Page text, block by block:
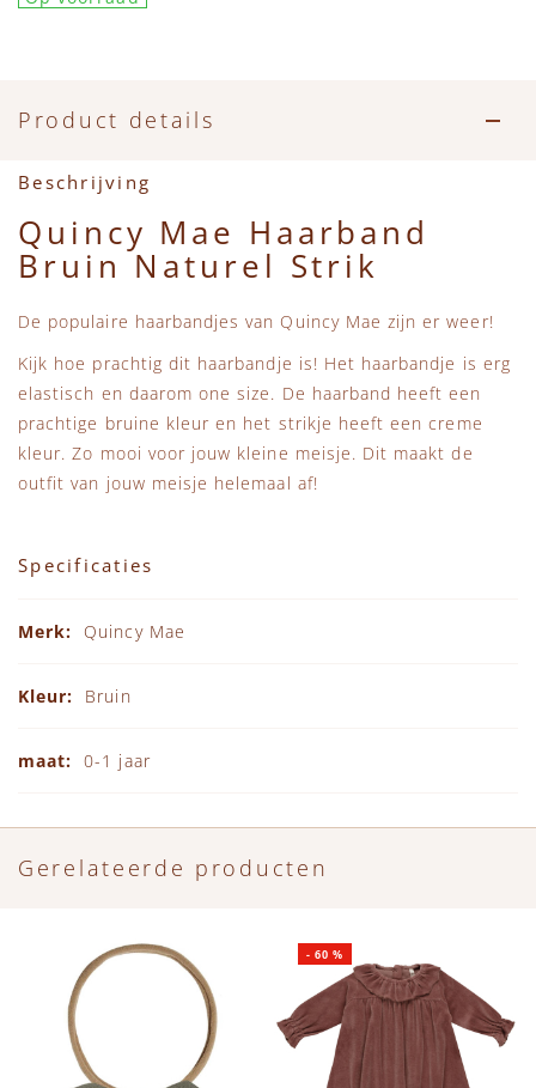
Accessoires
Zwemkleding
Speelgoed
Beren
MarMar Copenhagen
Piupiuchick
Play Up
Sproet & Sprout
Tiny Cottons
Product details
Beschrijving
Quincy Mae Haarband
Bruin Naturel Strik
De populaire haarbandjes van Quincy Mae zijn er weer!
Kijk hoe prachtig dit haarbandje is! Het haarbandje is erg
elastisch en daarom one size. De haarband heeft een
prachtige bruine kleur en het strikje heeft een creme
kleur. Zo mooi voor jouw kleine meisje. Dit maakt de
outfit van jouw meisje helemaal af!
Specificaties
Quincy Mae
Bruin
0-1 jaar
Gerelateerde producten
-60 %